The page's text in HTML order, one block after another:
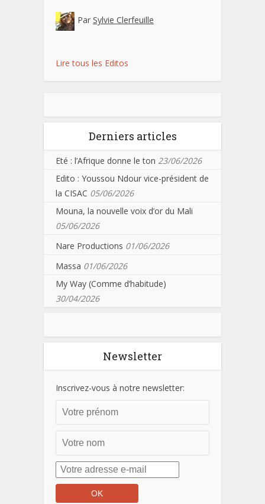
Par Sylvie Clerfeuille
Lire tous les Editos
Derniers articles
Eté : l’Afrique donne le ton 23/06/2026
Edito : Youssou Ndour vice-président de
la CISAC 05/06/2026
Mouna, la nouvelle voix d’or du Mali
05/06/2026
Nare Productions 01/06/2026
Massa 01/06/2026
My Way (Comme d’habitude)
30/04/2026
Newsletter
Inscrivez-vous à notre newsletter: